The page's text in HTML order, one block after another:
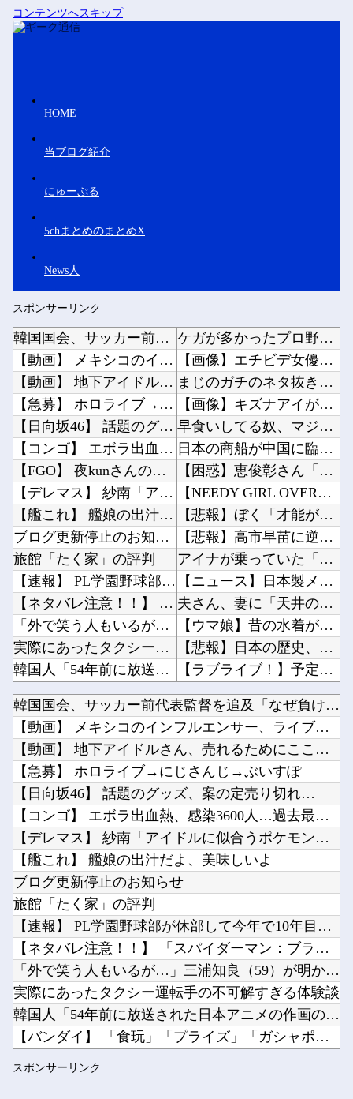
コンテンツへスキップ
HOME
当ブログ紹介
にゅーぷる
5chまとめのまとめX
News人
スポンサーリンク
韓国国会、サッカー前代表監督を追及「なぜ負けたのか」
【動画】 メキシコのインフルエンサー、ライブ配信中に襲撃されて死亡。
【動画】 地下アイドルさん、売れるためにここまでしなきゃいけないと判明…………………
【急募】 ホロライブ→にじさんじ→ぶいすぽ
【日向坂46】 話題のグッズ、案の定売り切れ…
【コンゴ】 エボラ出血熱、感染3600人…過去最大の流行に
【FGO】 夜kunさんのモルガンイラスト！！ 蝶の羽好きです！
【デレマス】 紗南「アイドルに似合うポケモン？」
【艦これ】 艦娘の出汁だよ、美味しいよ
ブログ更新停止のお知らせ
旅館「たく家」の評判
【速報】 PL学園野球部が休部して今年で10年目、PL学園の全生徒数は35人
【ネタバレ注意！！】 「スパイダーマン：ブランド・ニュー・デイ」にも出てきたけどあの組織潰...
「外で笑う人もいるが…」三浦知良（59）が明かす現役への葛藤！ 還暦直前も「今でも上手くな...
実際にあったタクシー運転手の不可解すぎる体験談
韓国人「54年前に放送された日本アニメの作画のクオリティがこちら…」→「これは現代でも通用...
【バンダイ】 「食玩」「プライズ」「ガシャポン」2026年8月発売商品【発売スケジュール】
【朗報】 ドラクエモンスターズ4、どう見ても面白そう
旦那に「私が死んだらご飯どうするの？」と聞いてみた
Powered by livedoor 相互RSS
ケガが多かったプロ野球選手※多村仁志禁止他
【画像】エチビデ女優さん、番組の企画でハッスルしすぎてしまうｗｗｗｗｗｗ他
まじのガチのネタ抜きで超能力一個貰えるならテレポーテーション一択だよな他
【画像】キズナアイが今年で10周年ってマジ？wwwwwwwwwwwwwwwww他
早食いしてる奴、マジでヤバイぞ・・・他
日本の商船が中国に臨検された場合は「台湾軍が対応」と台湾軍トップ！他
【困惑】恵俊彰さん「総理がいろんなところに足を運べばクーラーが…」・・・・・・・・・他
【NEEDY GIRL OVERDOSE】システムサービス「超絶最かわてんしちゃん」プライ...
【悲報】ぼく「才能がないなら努力をすれば良いじゃない」お前ら「努力できるのも才能だよ」他
【悲報】高市早苗に逆らった財務官僚、異例の左遷ｗｗｗｗｗｗｗｗ他
アイナが乗っていた「高機動試作型ザク」ってよく考えると時系列がおかしいな他
【ニュース】日本製メモリに世界中から注文殺到！！！ １兆５０００億円で工場増築へ他
夫さん、妻に「天井のシミ数えてれば終わるでな」と押し倒されて性行為 → 凄いことになるｗｗ...
【ウマ娘】昔の水着がそのまま入るジャーニー…まるで成長していない！？他
【悲報】日本の歴史、ついに『崩壊』してしまう・・・・・他
【ラブライブ！】予定立てるの苦手なので行き当たりばったりの旅行しかできません他
今始めどきのスマホゲームなにかある？他
大進連所属の学生8人、在韓米軍平沢基地に無断侵入…米軍により身柄拘束！他
ヤニネコ・みぃちゃん・のあ先輩・もちづきさん「結婚してください！」←どうする？他
【にじさんじ】笹木、1週間ほど里に帰省他
【ウマ娘】（悲報）ナイスネイチャ、討ち取られる他
【SSD】1TBで1.5万とか、買った時の倍なんだけど今だと買い増してしまいそうで怖い他
ライザの公式AIゲーム、エッチすぎて始まる♥他
Vチューバーに最近ある変化が起きつつある他
Powered by livedoor 相互RSS
韓国国会、サッカー前代表監督を追及「なぜ負けたのか」
【動画】 メキシコのインフルエンサー、ライブ配信中に襲撃され...
【動画】 地下アイドルさん、売れるためにここまでしなきゃいけ...
【急募】 ホロライブ→にじさんじ→ぶいすぽ
【日向坂46】 話題のグッズ、案の定売り切れ…
【コンゴ】 エボラ出血熱、感染3600人…過去最大の流行に
【デレマス】 紗南「アイドルに似合うポケモン？」
【艦これ】 艦娘の出汁だよ、美味しいよ
ブログ更新停止のお知らせ
旅館「たく家」の評判
【速報】 PL学園野球部が休部して今年で10年目、PL学園の...
【ネタバレ注意！！】 「スパイダーマン：ブランド・ニュー・デ...
「外で笑う人もいるが…」三浦知良（59）が明かす現役への葛藤...
実際にあったタクシー運転手の不可解すぎる体験談
韓国人「54年前に放送された日本アニメの作画のクオリティがこ...
【バンダイ】 「食玩」「プライズ」「ガシャポン」2026年8...
スポンサーリンク